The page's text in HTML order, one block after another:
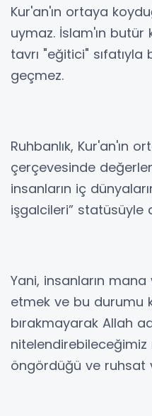
Kur'an'ın ortaya
uymaz. İslam'ın
tavrı "eğitici"
geçmez.
Ruhbanlık, Kur'an'ın
çerçevesinde
insanların iç
işgalcileri” statüsüyle
Yani, insanların mana
etmek ve bu durumu
bırakmayarak Allah
nitelendirebileceğimiz
öngördüğü ve ruhsat